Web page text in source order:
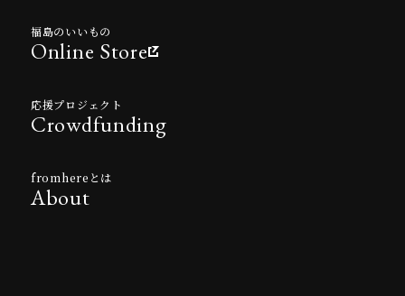
福島のいいもの
Online Store
応援プロジェクト
Crowdfunding
fromhereとは
About